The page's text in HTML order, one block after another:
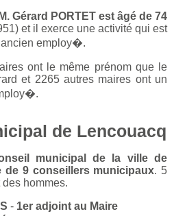
Gérard PORTET est âgé de 74
et il exerce une activité qui est
employ�.
ont le même prénom que le
et 2265 autres maires ont un
de Lencouacq
municipal de la ville de
de 9 conseillers municipaux. 5
hommes.
- 1er adjoint au Maire